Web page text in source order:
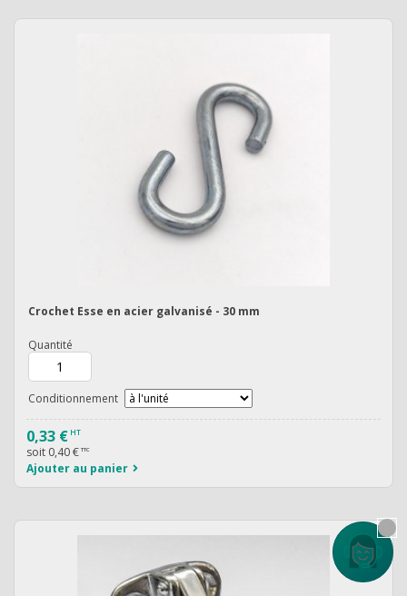
Crochet Esse en acier galvanisé - 30 mm
Quantité
Conditionnement
0,33 € HT
soit 0,40 € TTC
Ajouter au panier